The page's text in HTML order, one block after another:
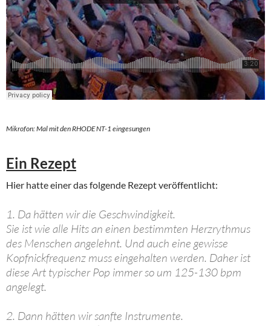
Mikrofon: Mal mit den RHODE NT-1 eingesungen
Ein Rezept
Hier hatte einer das folgende Rezept veröffentlicht:
1. Da hätten wir die Geschwindigkeit.
Sie ist wie alle Hits an einen bestimmten Herzrythmus
des Menschen angelehnt. Und auch eine gewisse
Kopfnickfrequenz muss eingehalten werden. Daher ist
diese Art typischer Pop immer so um 125-130 bpm
angelegt.
2. Dann hätten wir sanfte Instrumente.